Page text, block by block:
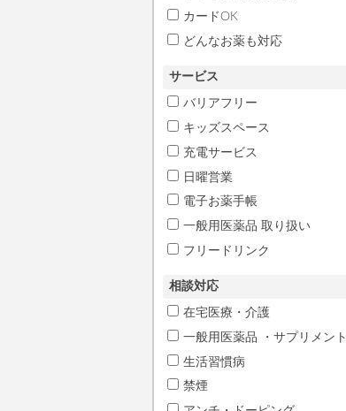
カードOK
どんなお薬も対応
サービス
バリアフリー
キッズスペース
充電サービス
日曜営業
電子お薬手帳
一般用医薬品 取り扱い
フリードリンク
相談対応
在宅医療・介護
一般用医薬品 ・サプリメント
生活習慣病
禁煙